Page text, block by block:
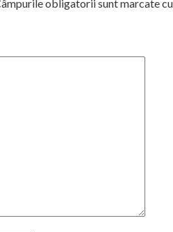
obligatorii sunt marcate cu